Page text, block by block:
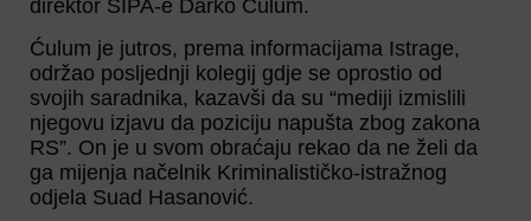
direktor SIPA-e Darko Ćulum.
Ćulum je jutros, prema informacijama Istrage,
održao posljednji kolegij gdje se oprostio od
svojih saradnika, kazavši da su “mediji izmislili
njegovu izjavu da poziciju napušta zbog zakona
RS”. On je u svom obraćaju rekao da ne želi da
ga mijenja načelnik Kriminalističko-istražnog
odjela Suad Hasanović.